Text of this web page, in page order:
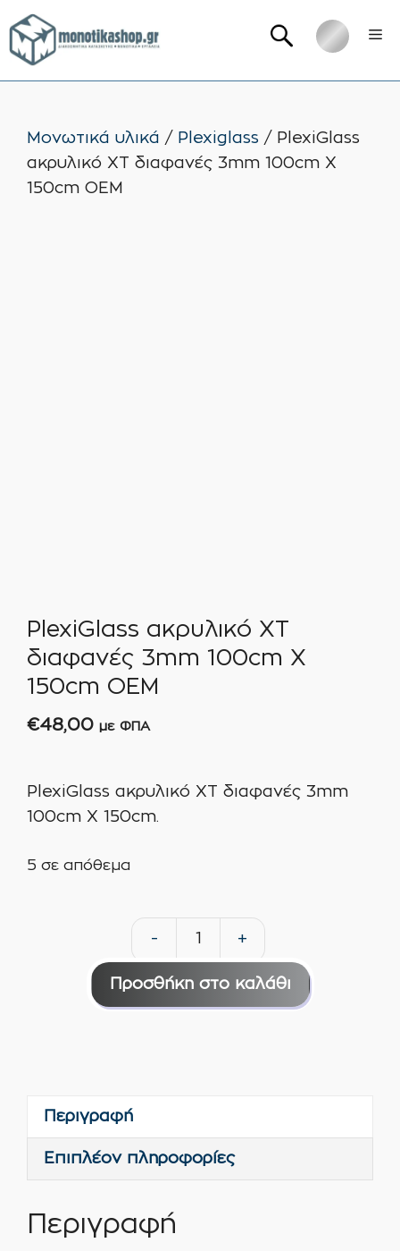
Μετάβαση
σε
περιεχόμενο
Μονωτικά υλικά / Plexiglass / PlexiGlass
ακρυλικό XT διαφανές 3mm 100cm X
150cm ΟΕΜ
PlexiGlass ακρυλικό XT
διαφανές 3mm 100cm X
150cm ΟΕΜ
€48,00 με ΦΠΑ
PlexiGlass ακρυλικό XT διαφανές 3mm
100cm X 150cm.
5 σε απόθεμα
-
PlexiGlass
ακρυλικό
+
Προσθήκη στο καλάθι
Περιγραφή
Επιπλέον πληροφορίες
Περιγραφή